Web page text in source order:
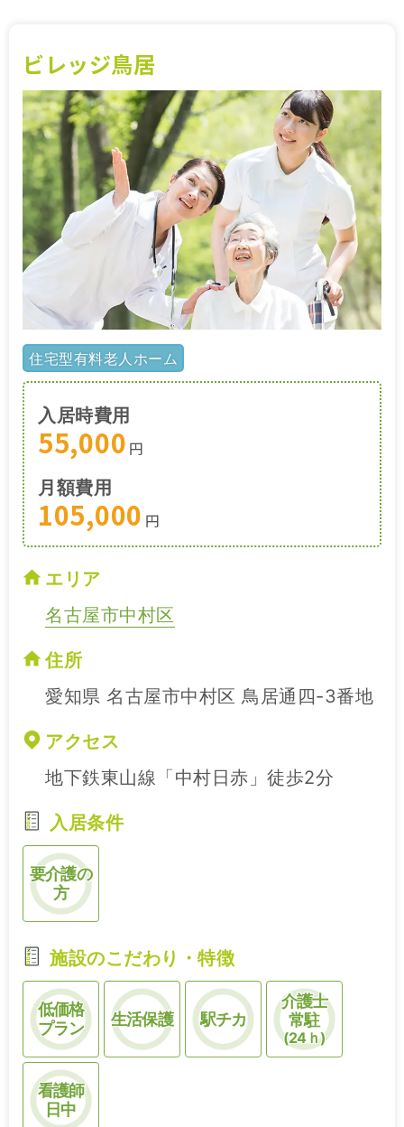
ビレッジ鳥居
住宅型有料老人ホーム
入居時費用
55,000 円
月額費用
105,000 円
エリア
名古屋市中村区
住所
愛知県 名古屋市中村区 鳥居通四-3番地
アクセス
地下鉄東山線「中村日赤」徒歩2分
入居条件
要介護の
方
施設のこだわり・特徴
低価格
プラン
生活保護 駅チカ
介護士
常駐
(24ｈ)
看護師
日中